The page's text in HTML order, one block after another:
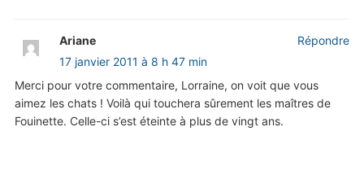
Ariane
17 janvier 2011 à 8 h 47 min
Merci pour votre commentaire, Lorraine, on voit que vous
aimez les chats ! Voilà qui touchera sûrement les maîtres de
Fouinette. Celle-ci s’est éteinte à plus de vingt ans.
Répondre